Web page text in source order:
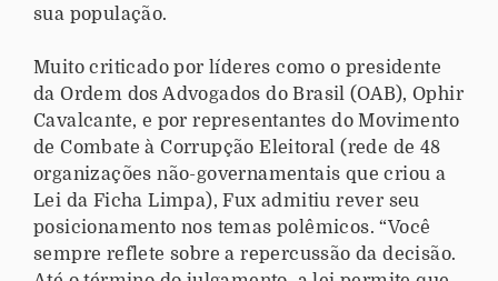
sua população.
Muito criticado por líderes como o presidente
da Ordem dos Advogados do Brasil (OAB), Ophir
Cavalcante, e por representantes do Movimento
de Combate à Corrupção Eleitoral (rede de 48
organizações não-governamentais que criou a
Lei da Ficha Limpa), Fux admitiu rever seu
posicionamento nos temas polêmicos. “Você
sempre reflete sobre a repercussão da decisão.